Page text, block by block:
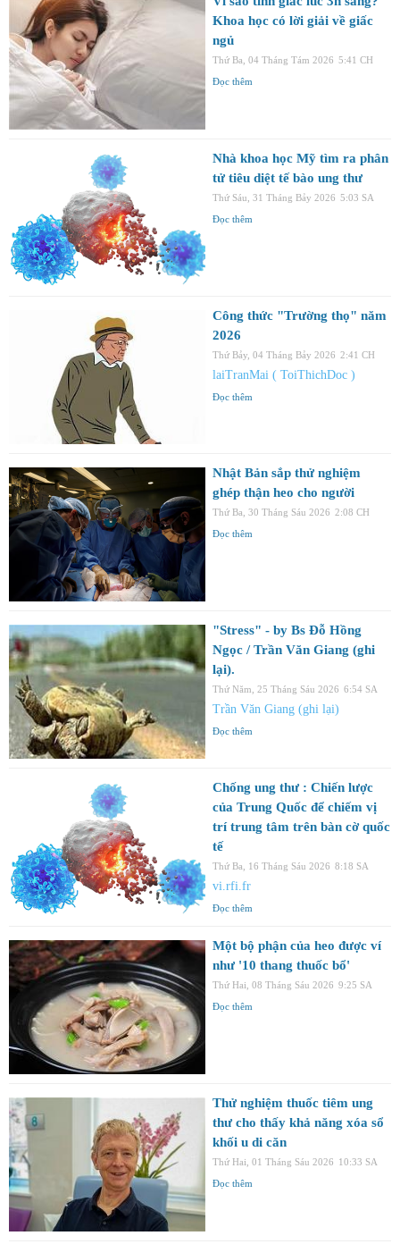
Khoa học có lời giải về giấc
ngủ
Thứ Ba, 04 Tháng Tám 2026 5:41 CH
Đọc thêm
Nhà khoa học Mỹ tìm ra phân
tử tiêu diệt tế bào ung thư
Thứ Sáu, 31 Tháng Bảy 2026 5:03 SA
Đọc thêm
Công thức "Trường thọ" năm
2026
Thứ Bảy, 04 Tháng Bảy 2026 2:41 CH
laiTranMai ( ToiThichDoc )
Đọc thêm
Nhật Bản sắp thử nghiệm
ghép thận heo cho người
Thứ Ba, 30 Tháng Sáu 2026 2:08 CH
Đọc thêm
"Stress" - by Bs Đỗ Hồng
Ngọc / Trần Văn Giang (ghi
lại).
Thứ Năm, 25 Tháng Sáu 2026 6:54 SA
Trần Văn Giang (ghi lại)
Đọc thêm
Chống ung thư : Chiến lược
của Trung Quốc để chiếm vị
trí trung tâm trên bàn cờ quốc
tế
Thứ Ba, 16 Tháng Sáu 2026 8:18 SA
vi.rfi.fr
Đọc thêm
Một bộ phận của heo được ví
như '10 thang thuốc bổ'
Thứ Hai, 08 Tháng Sáu 2026 9:25 SA
Đọc thêm
Thử nghiệm thuốc tiêm ung
thư cho thấy khả năng xóa sổ
khối u di căn
Thứ Hai, 01 Tháng Sáu 2026 10:33 SA
Đọc thêm